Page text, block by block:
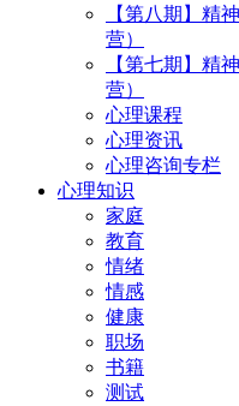
【第八期】精
营）
【第七期】精
营）
心理课程
心理资讯
心理咨询专栏
心理知识
家庭
教育
情绪
情感
健康
职场
书籍
测试